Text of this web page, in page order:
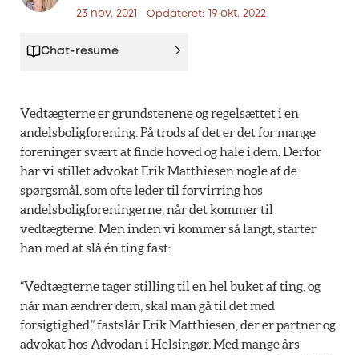
23 nov. 2021 Opdateret: 19 okt. 2022
Chat-resumé
Vedtægterne er grundstenene og regelsættet i en
andelsboligforening. På trods af det er det for mange
foreninger svært at finde hoved og hale i dem. Derfor
har vi stillet advokat Erik Matthiesen nogle af de
spørgsmål, som ofte leder til forvirring hos
andelsboligforeningerne, når det kommer til
vedtægterne. Men inden vi kommer så langt, starter
han med at slå én ting fast:
“Vedtægterne tager stilling til en hel buket af ting, og
når man ændrer dem, skal man gå til det med
forsigtighed,” fastslår Erik Matthiesen, der er partner og
advokat hos Advodan i Helsingør. Med mange års